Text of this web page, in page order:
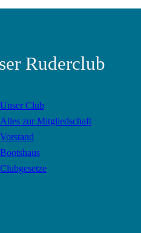
Ruderclub
Unser Club
Alles zur Mitgliedschaft
Vorstand
Bootshaus
Clubgesetze